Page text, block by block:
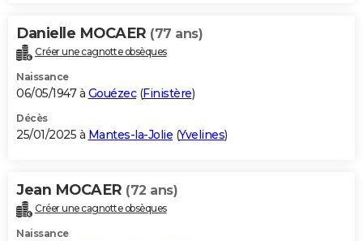
Danielle MOCAER (77 ans)
Créer une cagnotte obsèques
Naissance
06/05/1947 à Gouézec(Finistère)
Décès
25/01/2025 à Mantes-la-Jolie (Yvelines)
Jean MOCAER (72 ans)
Créer une cagnotte obsèques
Naissance